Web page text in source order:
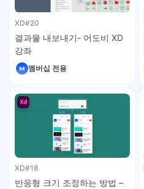
XD#20
결과물 내보내기- 어도비 XD
강좌
멤버십 전용
XD#18
반응형 크기 조정하는 방법 –